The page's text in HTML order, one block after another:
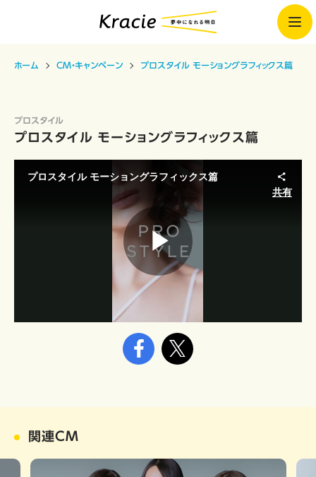
ホーム CM・キャンペーン プロスタイル モーショングラフィックス篇
プロスタイル
プロスタイル モーショングラフィックス篇
プロスタイル モーショングラフィックス篇
共有
Play
Video
関連CM